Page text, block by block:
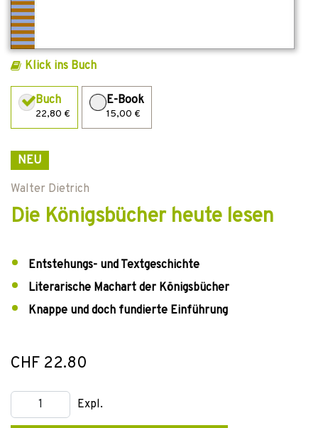
Klick ins Buch
Buch
22,80 €
E-Book
15,00 €
NEU
Walter Dietrich
Die Königsbücher heute lesen
Entstehungs- und Textgeschichte
Literarische Machart der Königsbücher
Knappe und doch fundierte Einführung
CHF 22.80
Expl.